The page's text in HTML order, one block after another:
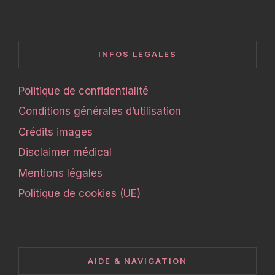
INFOS LÉGALES
Politique de confidentialité
Conditions générales d’utilisation
Crédits images
Disclaimer médical
Mentions légales
Politique de cookies (UE)
AIDE & NAVIGATION